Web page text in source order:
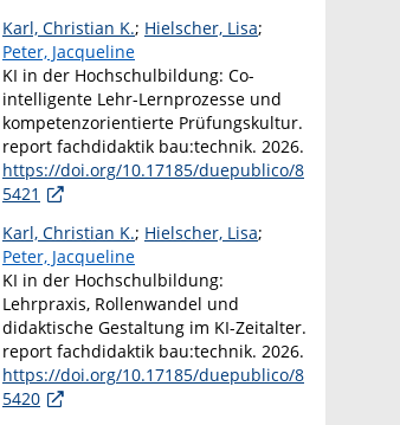
Karl, Christian K.; Hielscher, Lisa;
Peter, Jacqueline
KI in der Hochschulbildung: Co-
intelligente Lehr-Lernprozesse und
kompetenzorientierte Prüfungskultur.
report fachdidaktik bau:technik. 2026.
https://doi.org/10.17185/duepublico/8
5421
Karl, Christian K.; Hielscher, Lisa;
Peter, Jacqueline
KI in der Hochschulbildung:
Lehrpraxis, Rollenwandel und
didaktische Gestaltung im KI-Zeitalter.
report fachdidaktik bau:technik. 2026.
https://doi.org/10.17185/duepublico/8
5420